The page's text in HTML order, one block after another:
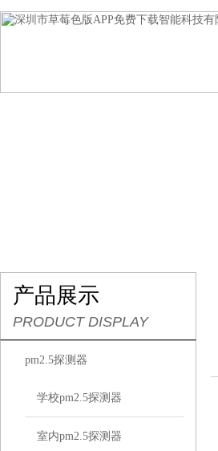
产品展示
PRODUCT DISPLAY
pm2.5探测器
学校pm2.5探测器
室内pm2.5探测器